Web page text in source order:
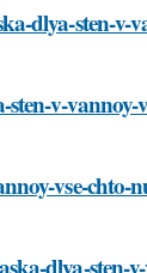
dlya-sten-v-
v-vannoy-
vse-chto-
dlya-sten-